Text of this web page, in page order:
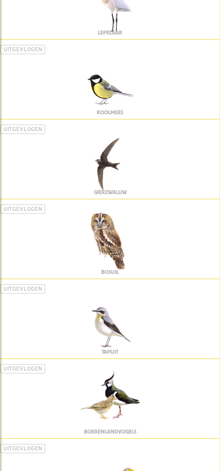
LEPELAAR
UITGEVLOGEN
KOOLMEES
UITGEVLOGEN
GIERZWALUW
UITGEVLOGEN
BOSUIL
UITGEVLOGEN
TAPUIT
UITGEVLOGEN
BOERENLANDVOGELS
UITGEVLOGEN